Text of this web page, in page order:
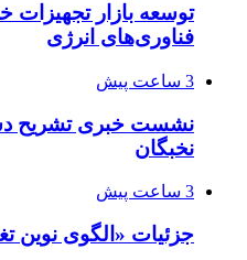
توسعه بازار
فناوری‌های انرژی
3 ساعت پیش
نشست خبری تشریح
نخبگان
3 ساعت پیش
جزئیات «الگوی نوین